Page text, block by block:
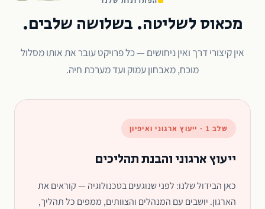
מכאוס לשליטה. בשלושה שלבים.
אין קיצורי דרך ואין ניחושים — כל פרויקט עובר את אותו מסלול
מוכח, מאבחון עמוק ועד מערכת חיה.
שלב 1 · ייעוץ ארגוני ואיפיון
ייעוץ ארגוני והבנת תהליכים
כאן הבידול שלנו: לפני שנוגעים בטכנולוגיה — קוראים את
הארגון. יושבים עם המנהלים והצוותים, ממפים כל תהליך,